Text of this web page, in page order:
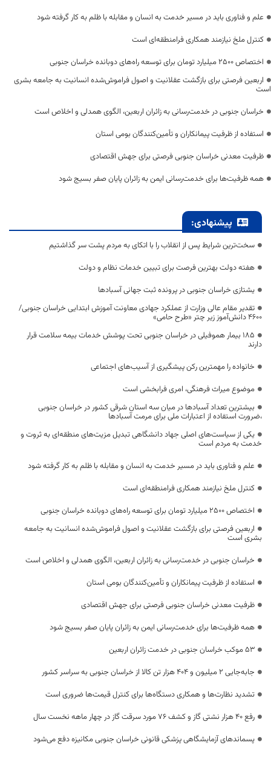
علم و فناوری باید در مسیر خدمت به انسان و مقابله با ظلم به کار گرفته شود
کنترل ملخ نیازمند همکاری فرامنطقه‌ای است
اختصاص 2500 میلیارد تومان برای توسعه راه‌های دوبانده خراسان جنوبی
اربعین فرصتی برای بازگشت عقلانیت و اصول فراموش‌شده انسانیت به جامعه بشری
است
خراسان جنوبی در خدمت‌رسانی به زائران اربعین، الگوی همدلی و اخلاص است
استفاده از ظرفیت پیمانکاران و تأمین‌کنندگان بومی استان
ظرفیت معدنی خراسان جنوبی فرصتی برای جهش اقتصادی
همه ظرفیت‌ها برای خدمت‌رسانی ایمن به زائران پایان صفر بسیج شود
پیشنهادی:
سخت‌ترین شرایط پس از انقلاب را با اتکای به مردم پشت سر گذاشتیم
هفته دولت بهترین فرصت برای تبیین خدمات نظام و دولت
یشتازی خراسان جنوبی در پرونده ثبت جهانی آسبادها
تقدیر مقام عالی وزارت از عملکرد جهادی معاونت آموزش ابتدایی خراسان جنوبی/
۴۶۰۰ دانش‌آموز زیر چتر «طرح حامی»
۱۸۵ بیمار هموفیلی در خراسان جنوبی تحت پوشش خدمات بیمه سلامت قرار
دارند
خانواده را مهمترین رکن پیشگیری از آسیب‌های اجتماعی
موضوع میراث فرهنگی، امری فرابخشی است
بیشترین تعداد آسبادها در میان سه استان شرقی کشور در خراسان جنوبی
،ضرورت استفاده از اعتبارات ملی برای مرمت آسبادها
یکی از سیاست‌های اصلی جهاد دانشگاهی تبدیل مزیت‌های منطقه‌ای به ثروت و
خدمت به مردم است
علم و فناوری باید در مسیر خدمت به انسان و مقابله با ظلم به کار گرفته شود
کنترل ملخ نیازمند همکاری فرامنطقه‌ای است
اختصاص 2500 میلیارد تومان برای توسعه راه‌های دوبانده خراسان جنوبی
اربعین فرصتی برای بازگشت عقلانیت و اصول فراموش‌شده انسانیت به جامعه
بشری است
خراسان جنوبی در خدمت‌رسانی به زائران اربعین، الگوی همدلی و اخلاص است
استفاده از ظرفیت پیمانکاران و تأمین‌کنندگان بومی استان
ظرفیت معدنی خراسان جنوبی فرصتی برای جهش اقتصادی
همه ظرفیت‌ها برای خدمت‌رسانی ایمن به زائران پایان صفر بسیج شود
53 موکب خراسان جنوبی در خدمت زائران اربعین
جابه‌جایی 2 میلیون و 404 هزار تن کالا از خراسان جنوبی به سراسر کشور
تشدید نظارت‌ها و همکاری دستگاه‌ها برای کنترل قیمت‌ها ضروری است
رفع 40 هزار نشتی گاز و کشف 76 مورد سرقت گاز در چهار ماهه نخست سال
پسماندهای آزمایشگاهی پزشکی قانونی خراسان جنوبی مکانیزه دفع می‌شود